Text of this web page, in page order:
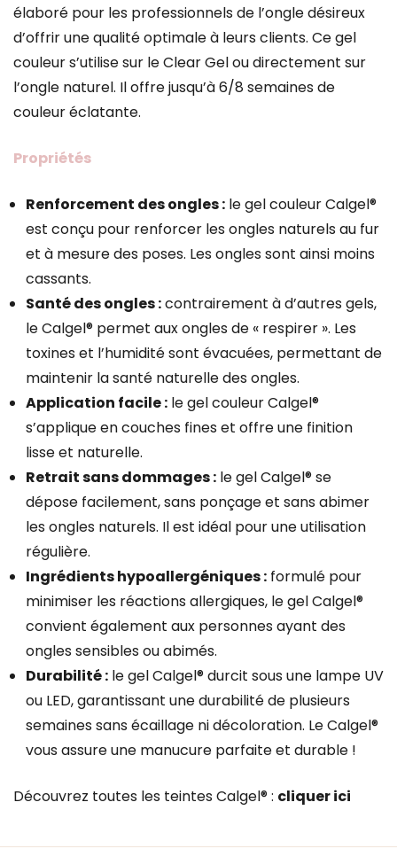
élaboré pour les professionnels de l’ongle désireux
d’offrir une qualité optimale à leurs clients. Ce gel
couleur s’utilise sur le Clear Gel ou directement sur
l’ongle naturel. Il offre jusqu’à 6/8 semaines de
couleur éclatante.
Propriétés
Renforcement des ongles : le gel couleur Calgel®
est conçu pour renforcer les ongles naturels au fur
et à mesure des poses. Les ongles sont ainsi moins
cassants.
Santé des ongles :contrairement à d’autres gels,
le Calgel® permet aux ongles de « respirer ». Les
toxines et l’humidité sont évacuées, permettant de
maintenir la santé naturelle des ongles.
Application facile : le gel couleur Calgel®
s’applique en couches fines et offre une finition
lisse et naturelle.
Retrait sans dommages : le gel Calgel® se
dépose facilement, sans ponçage et sans abimer
les ongles naturels. Il est idéal pour une utilisation
régulière.
Ingrédients hypoallergéniques : formulé pour
minimiser les réactions allergiques, le gel Calgel®
convient également aux personnes ayant des
ongles sensibles ou abimés.
Durabilité : le gel Calgel® durcit sous une lampe UV
ou LED, garantissant une durabilité de plusieurs
semaines sans écaillage ni décoloration. Le Calgel®
vous assure une manucure parfaite et durable !
Découvrez toutes les teintes Calgel® : cliquer ici